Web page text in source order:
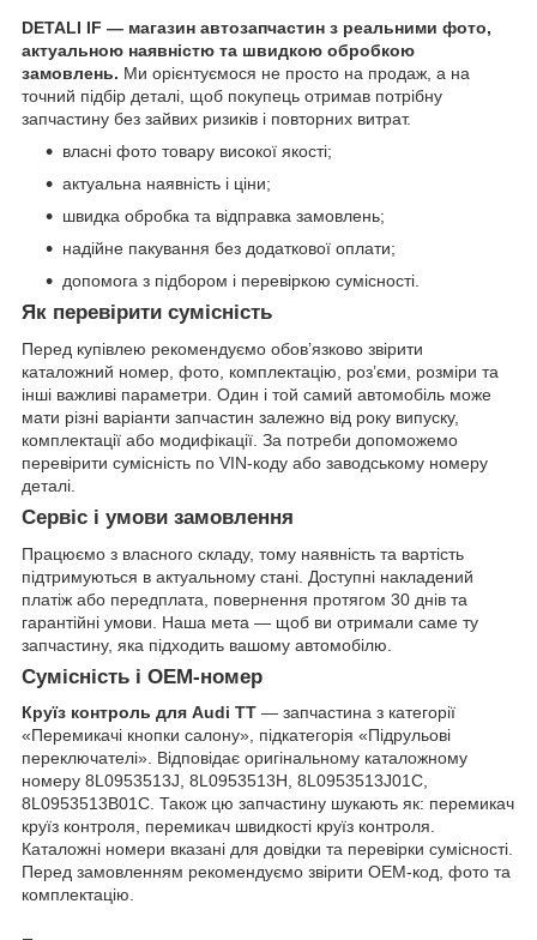
DETALI IF — магазин автозапчастин з реальними фото,
актуальною наявністю та швидкою обробкою
замовлень. Ми орієнтуємося не просто на продаж, а на
точний підбір деталі, щоб покупець отримав потрібну
запчастину без зайвих ризиків і повторних витрат.
власні фото товару високої якості;
актуальна наявність і ціни;
швидка обробка та відправка замовлень;
надійне пакування без додаткової оплати;
допомога з підбором і перевіркою сумісності.
Як перевірити сумісність
Перед купівлею рекомендуємо обов’язково звірити
каталожний номер, фото, комплектацію, роз’єми, розміри та
інші важливі параметри. Один і той самий автомобіль може
мати різні варіанти запчастин залежно від року випуску,
комплектації або модифікації. За потреби допоможемо
перевірити сумісність по VIN-коду або заводському номеру
деталі.
Сервіс і умови замовлення
Працюємо з власного складу, тому наявність та вартість
підтримуються в актуальному стані. Доступні накладений
платіж або передплата, повернення протягом 30 днів та
гарантійні умови. Наша мета — щоб ви отримали саме ту
запчастину, яка підходить вашому автомобілю.
Сумісність і OEM-номер
Круїз контроль для Audi TT — запчастина з категорії
«Перемикачі кнопки салону», підкатегорія «Підрульові
переключателі». Відповідає оригінальному каталожному
номеру 8L0953513J, 8L0953513H, 8L0953513J01C,
8L0953513B01C. Також цю запчастину шукають як: перемикач
круїз контроля, перемикач швидкості круїз контроля.
Каталожні номери вказані для довідки та перевірки сумісності.
Перед замовленням рекомендуємо звірити OEM-код, фото та
комплектацію.